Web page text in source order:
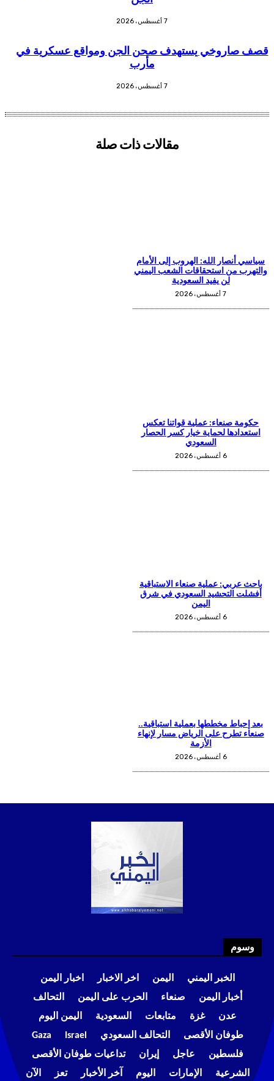
وسوم
الخبر اليمني اليمن اخر الاخبار
اخبار اليمن
أخبار اليمن
صنعاء الحرب على اليمن
التحالف
عدن
غزة متابعات السعودية
اليمن اليوم
طوفان الأقصى
التحالف السعودي Israel
Gaza
فلسطين
عاجل إيران
تداعيات طوفان الأقصى
الشرعية
الإمارات اليوم آخر الأخبار تعز الآن